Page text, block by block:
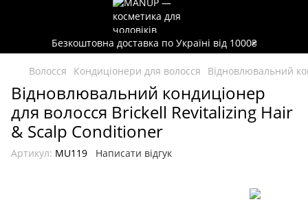
Безкоштовна доставка по Україні від 1000₴
Волосся Кондиціонери для волосся Відновлювальний
Відновлювальний кондиціонер
для волосся Brickell Revitalizing Hair
& Scalp Conditioner
Артикул: MU119 Написати відгук